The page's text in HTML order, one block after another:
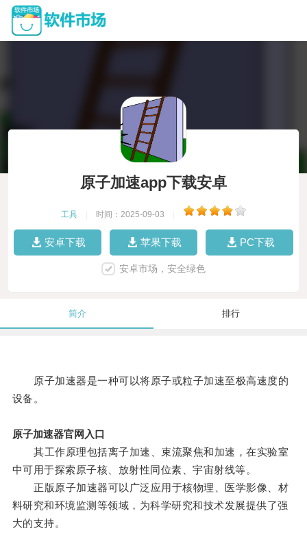
原子加速app下载安卓
工具 时间：2025-09-03
安卓下载 苹果下载 PC下载
安卓市场，安全绿色
简介 排行
原子加速器是一种可以将原子或粒子加速至极高速度的
设备。
原子加速器官网入口
其工作原理包括离子加速、束流聚焦和加速，在实验室
中可用于探索原子核、放射性同位素、宇宙射线等。
正版原子加速器可以广泛应用于核物理、医学影像、材
料研究和环境监测等领域，为科学研究和技术发展提供了强
大的支持。